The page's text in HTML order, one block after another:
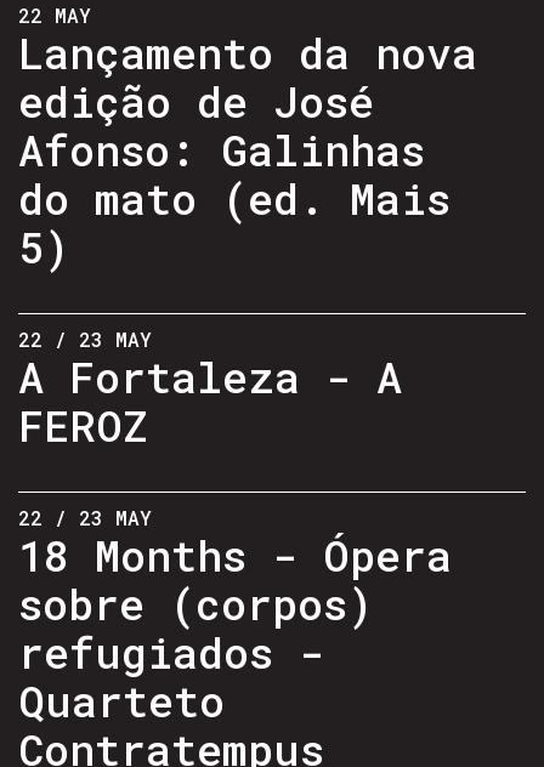
22 MAY
Lançamento da nova
edição de José
Afonso: Galinhas
do mato (ed. Mais
5)
22 / 23 MAY
A Fortaleza - A
FEROZ
22 / 23 MAY
18 Months - Ópera
sobre (corpos)
refugiados -
Quarteto
Contratempus